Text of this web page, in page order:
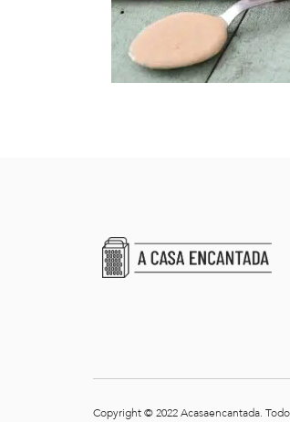
Copyright © 2022 Acasaencantada.